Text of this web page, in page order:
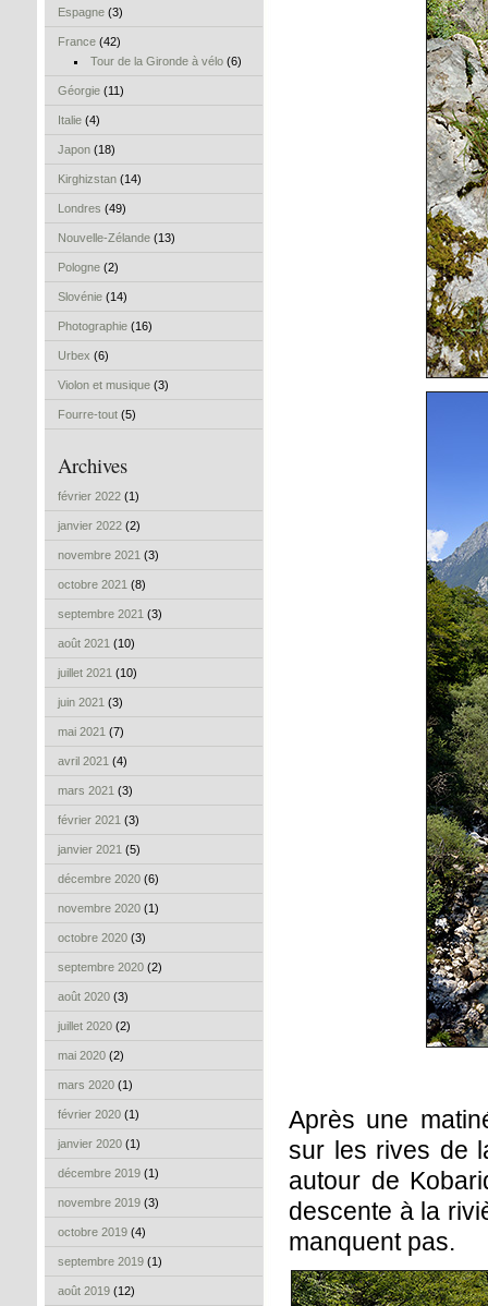
Espagne (3)
France (42)
Tour de la Gironde à vélo(6)
Géorgie (11)
Italie (4)
Japon (18)
Kirghizstan (14)
Londres (49)
Nouvelle-Zélande (13)
Pologne (2)
Slovénie (14)
Photographie (16)
Urbex (6)
Violon et musique (3)
Fourre-tout (5)
Archives
février 2022 (1)
janvier 2022 (2)
novembre 2021 (3)
octobre 2021 (8)
septembre 2021 (3)
août 2021 (10)
juillet 2021 (10)
juin 2021 (3)
mai 2021 (7)
avril 2021 (4)
mars 2021 (3)
février 2021 (3)
janvier 2021 (5)
décembre 2020 (6)
novembre 2020 (1)
octobre 2020 (3)
septembre 2020 (2)
août 2020 (3)
juillet 2020 (2)
mai 2020 (2)
mars 2020 (1)
février 2020 (1)
janvier 2020 (1)
décembre 2019 (1)
novembre 2019 (3)
octobre 2019 (4)
septembre 2019 (1)
août 2019 (12)
Après une
sur les rives de
autour de
descente à la
manquent pas.